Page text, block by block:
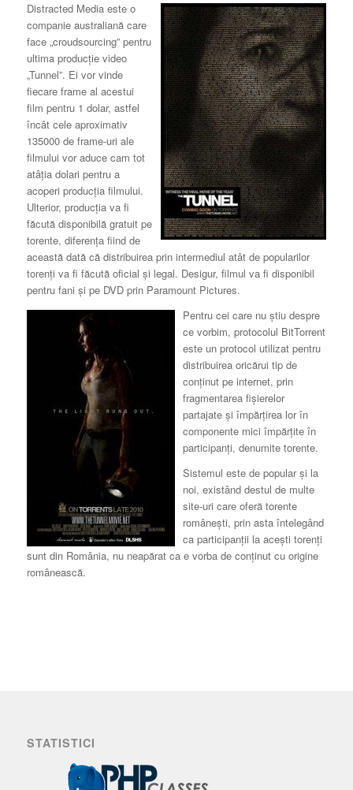
Distracted Media este o
companie australiană care
face „croudsourcing” pentru
ultima producţie video
„Tunnel”. Ei vor vinde
fiecare frame al acestui
film pentru 1 dolar, astfel
încât cele aproximativ
135000 de frame-uri ale
filmului vor aduce cam tot
atâţia dolari pentru a
acoperi producţia filmului.
Ulterior, producţia va fi
făcută disponibilă gratuit pe
torente, diferenţa fiind de
această dată că distribuirea prin intermediul atât de popularilor
torenţi va fi făcută oficial şi legal. Desigur, filmul va fi disponibil
pentru fani şi pe DVD prin Paramount Pictures.
Pentru cei care nu ştiu despre
ce vorbim, protocolul BitTorrent
este un protocol utilizat pentru
distribuirea oricărui tip de
conţinut pe internet, prin
fragmentarea fişierelor
partajate şi împărţirea lor în
componente mici împărţite în
participanţi, denumite torente.
Sistemul este de popular şi la
noi, existând destul de multe
site-uri care oferă torente
româneşti, prin asta întelegând
ca participanţii la aceşti torenţi
sunt din România, nu neapărat ca e vorba de conţinut cu origine
românească.
STATISTICI